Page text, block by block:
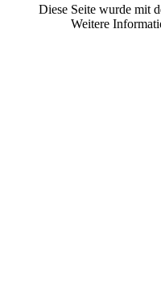
Diese Seite wurde mit
Weitere